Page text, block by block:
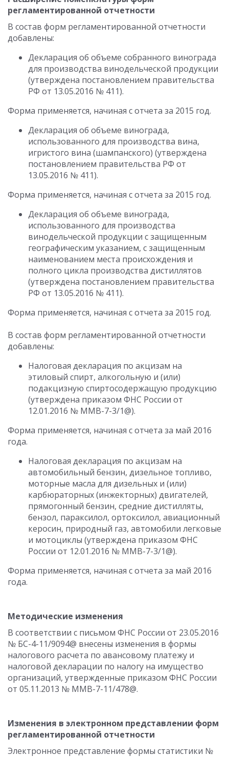
регламентированной отчетности
В состав форм регламентированной отчетности
добавлены:
Декларация об объеме собранного винограда
для производства винодельческой продукции
(утверждена постановлением правительства
РФ от 13.05.2016 № 411).
Форма применяется, начиная с отчета за 2015 год.
Декларация об объеме винограда,
использованного для производства вина,
игристого вина (шампанского) (утверждена
постановлением правительства РФ от
13.05.2016 № 411).
Форма применяется, начиная с отчета за 2015 год.
Декларация об объеме винограда,
использованного для производства
винодельческой продукции с защищенным
географическим указанием, с защищенным
наименованием места происхождения и
полного цикла производства дистиллятов
(утверждена постановлением правительства
РФ от 13.05.2016 № 411).
Форма применяется, начиная с отчета за 2015 год.
В состав форм регламентированной отчетности
добавлены:
Налоговая декларация по акцизам на
этиловый спирт, алкогольную и (или)
подакцизную спиртосодержащую продукцию
(утверждена приказом ФНС России от
12.01.2016 № ММВ-7-3/1@).
Форма применяется, начиная с отчета за май 2016
года.
Налоговая декларация по акцизам на
автомобильный бензин, дизельное топливо,
моторные масла для дизельных и (или)
карбюраторных (инжекторных) двигателей,
прямогонный бензин, средние дистилляты,
бензол, параксилол, ортоксилол, авиационный
керосин, природный газ, автомобили легковые
и мотоциклы (утверждена приказом ФНС
России от 12.01.2016 № ММВ-7-3/1@).
Форма применяется, начиная с отчета за май 2016
года.
Методические изменения
В соответствии с письмом ФНС России от 23.05.2016
№ БС-4-11/9094@ внесены изменения в формы
налогового расчета по авансовому платежу и
налоговой декларации по налогу на имущество
организаций, утвержденные приказом ФНС России
от 05.11.2013 № ММВ-7-11/478@.
Изменения в электронном представлении форм
регламентированной отчетности
Электронное представление формы статистики №